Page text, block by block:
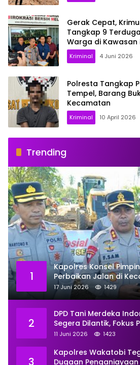
Gerak Cepat,
Tangkap 9
Warga di Kawasan
Kriminal 4 Juni 2026
Polresta Tangkap
Tempel, Barang
Kecamatan
Kriminal 10 April 2026
Trending
1
Kapolres Konsel
Perbaikan Jalan di
Titik Rusak Siap
17 Juni 2026 1429
2
DPD Tani Merdeka
Segera Dilantik, Fokus
Pemberdayaan
11 Juni 2026 1423
3
Kapolres Wakatobi
Dugaan